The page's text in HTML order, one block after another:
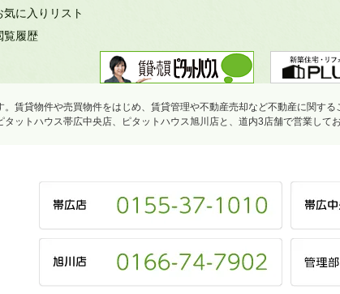
気に入りリスト
覧履歴
賃貸物件や売買物件をはじめ、賃貸管理や不動産売却など不動産に関す
ットハウス帯広中央店、ピタットハウス旭川店と、道内3店舗で営業して